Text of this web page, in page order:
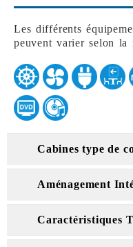
Les différents
peuvent varier selon la
Cabines type de
Aménagement
Caractéristiques